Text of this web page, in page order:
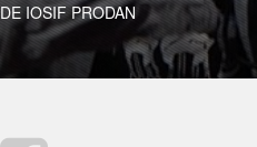
DE IOSIF PRODAN